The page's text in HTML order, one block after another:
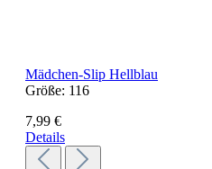
Mädchen-Slip Hellblau
Größe: 116
7,99 €
Details